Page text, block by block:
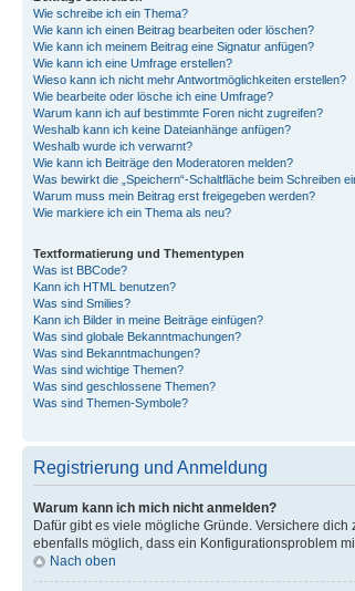
Wie schreibe ich ein Thema?
Wie kann ich einen Beitrag bearbeiten oder löschen?
Wie kann ich meinem Beitrag eine Signatur anfügen?
Wie kann ich eine Umfrage erstellen?
Wieso kann ich nicht mehr Antwortmöglichkeiten erstellen?
Wie bearbeite oder lösche ich eine Umfrage?
Warum kann ich auf bestimmte Foren nicht zugreifen?
Weshalb kann ich keine Dateianhänge anfügen?
Weshalb wurde ich verwarnt?
Wie kann ich Beiträge den Moderatoren melden?
Was bewirkt die „Speichern“-Schaltfläche beim Schreiben
Warum muss mein Beitrag erst freigegeben werden?
Wie markiere ich ein Thema als neu?
Textformatierung und Thementypen
Was ist BBCode?
Kann ich HTML benutzen?
Was sind Smilies?
Kann ich Bilder in meine Beiträge einfügen?
Was sind globale Bekanntmachungen?
Was sind Bekanntmachungen?
Was sind wichtige Themen?
Was sind geschlossene Themen?
Was sind Themen-Symbole?
Registrierung und Anmeldung
Warum kann ich mich nicht anmelden?
Dafür gibt es viele mögliche Gründe. Versichere
ebenfalls möglich, dass ein Konfigurationsproblem
Nach oben